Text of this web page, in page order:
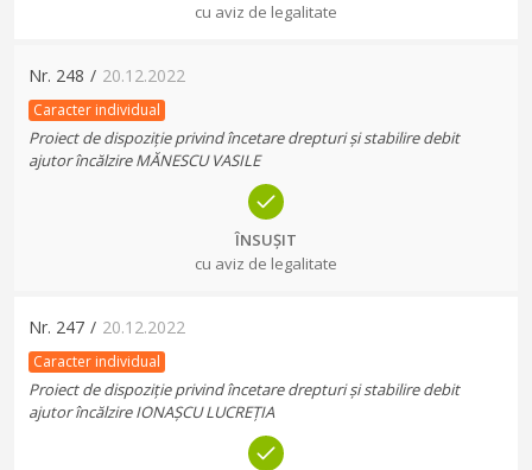
cu aviz de legalitate
Nr. 248 / 20.12.2022
Caracter individual
Proiect de dispoziție privind încetare drepturi și stabilire debit
ajutor încălzire MĂNESCU VASILE
ÎNSUȘIT
cu aviz de legalitate
Nr. 247 / 20.12.2022
Caracter individual
Proiect de dispoziție privind încetare drepturi și stabilire debit
ajutor încălzire IONAȘCU LUCREȚIA